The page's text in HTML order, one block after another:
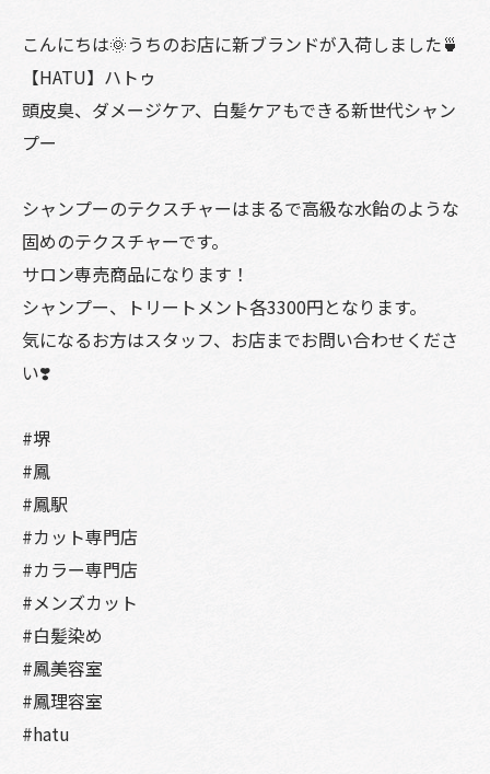
こんにちは🌞うちのお店に新ブランドが入荷しました🍵
【HATU】ハトゥ
頭皮臭、ダメージケア、白髪ケアもできる新世代シャン
プー
シャンプーのテクスチャーはまるで高級な水飴のような
固めのテクスチャーです。
サロン専売商品になります！
シャンプー、トリートメント各3300円となります。
気になるお方はスタッフ、お店までお問い合わせくださ
い❣️
#堺
#鳳
#鳳駅
#カット専門店
#カラー専門店
#メンズカット
#白髪染め
#鳳美容室
#鳳理容室
#hatu